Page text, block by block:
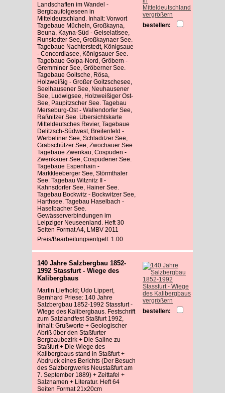
Landschaften im Wandel -
Bergbaufolgeseen in
Mitteldeutschland. Inhalt: Vorwort
Tagebaue Mücheln, Großkayna,
Beuna, Kayna-Süd - Geiselatlsee,
Runstedter See, Großkaynaer See.
Tagebaue Nachterstedt, Königsaue
- Concordiasee, Königsauer See.
Tagebaue Golpa-Nord, Gröbern -
Gremminer See, Gröberner See.
Tagebaue Goitsche, Rösa,
Holzweißig - Großer Goitzschesee,
Seelhausener See, Neuhausener
See, Ludwigsee, Holzweißiger Ost-
See, Paupitzscher See. Tagebau
Merseburg-Ost - Wallendorfer See,
Raßnitzer See. Übersichtskarte
Mitteldeutsches Revier, Tagebaue
Delitzsch-Südwest, Breitenfeld -
Werbeliner See, Schladitzer See,
Grabschützer See, Zwochauer See.
Tagebaue Zwenkau, Cospuden -
Zwenkauer See, Cospudener See.
Tagebaue Espenhain -
Markkleeberger See, Störmthaler
See. Tagebau Witznitz II -
Kahnsdorfer See, Hainer See.
Tagebau Bockwitz - Bockwitzer See,
Harthsee. Tagebau Haselbach -
Haselbacher See.
Gewässerverbindungen im
Leipziger Neuseenland. Heft 30
Seiten Format A4, LMBV 2011
Preis/Bearbeitungsentgelt: 1.00
vergrößern
bestellen:
140 Jahre Salzbergbau 1852-
1992 Stassfurt - Wiege des
Kalibergbaus
Martin Liefhold; Udo Lippert,
Bernhard Priese: 140 Jahre
Salzbergbau 1852-1992 Stassfurt -
Wiege des Kalibergbaus. Festschrift
zum Salzlandfest Staßfurt 1992,
Inhalt: Grußworte + Geologischer
Abriß über den Staßfurter
Bergbaubezirk + Die Saline zu
Staßfurt + Die Wiege des
Kalibergbaus stand in Staßfurt +
Abdruck eines Berichts (Der Besuch
des Salzbergwerks Neustaßfurt am
7. September 1889) + Zeittafel +
Salznamen + Literatur. Heft 64
Seiten Format 21x20cm
vergrößern
bestellen: